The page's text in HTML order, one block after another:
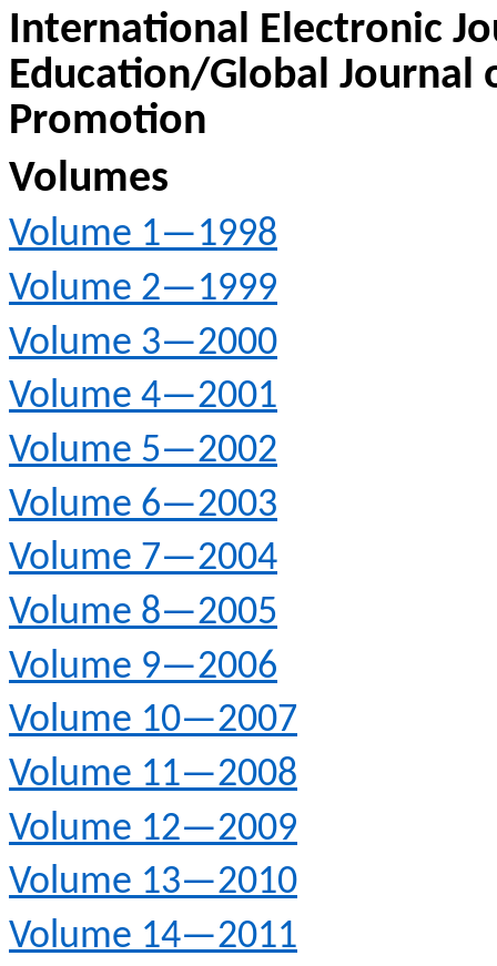
International Electronic
Education/Global Journal
Promotion
Volumes
Volume 1—1998
Volume 2—1999
Volume 3—2000
Volume 4—2001
Volume 5—2002
Volume 6—2003
Volume 7—2004
Volume 8—2005
Volume 9—2006
Volume 10—2007
Volume 11—2008
Volume 12—2009
Volume 13—2010
Volume 14—2011